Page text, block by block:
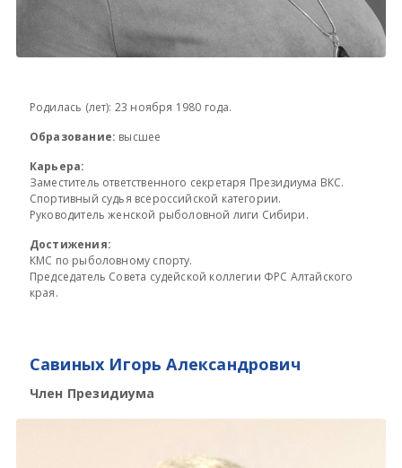
Родилась (лет): 23 ноября 1980 года.
Образование: высшее
Карьера:
Заместитель ответственного секретаря Президиума ВКС.
Спортивный судья всероссийской категории.
Руководитель женской рыболовной лиги Сибири.
Достижения:
КМС по рыболовному спорту.
Председатель Совета судейской коллегии ФРС Алтайского
края.
Савиных Игорь Александрович
Член Президиума